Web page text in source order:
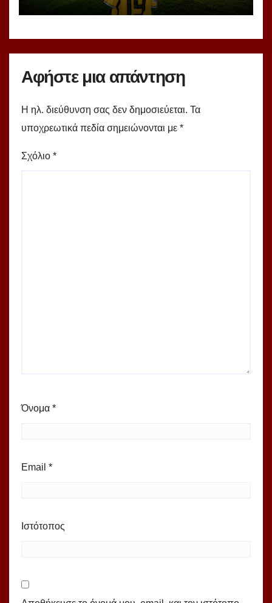
Αφήστε μια απάντηση
Η ηλ. διεύθυνση σας δεν δημοσιεύεται. Τα
υποχρεωτικά πεδία σημειώνονται με *
Σχόλιο *
Όνομα *
Email *
Ιστότοπος